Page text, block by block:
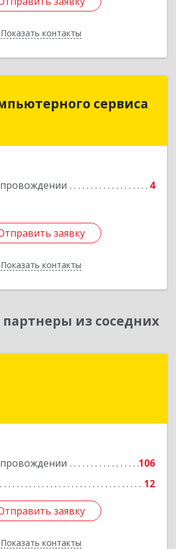
Показать контакты
Назад
сервиса
4
заявку
Показать контакты
сервиса
обл., г.Касимов, ул.Советская
заявку
Назад
из соседних
106
12
заявку
Показать контакты
обл, Егорьевск г, 5-й мкр,
заявку
Назад